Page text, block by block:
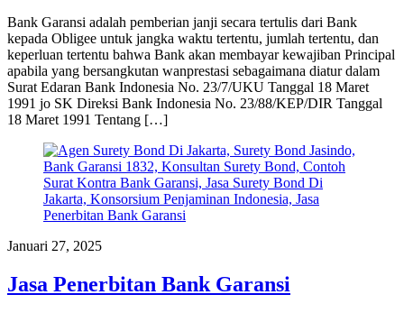
Bank Garansi adalah pemberian janji secara tertulis dari Bank
kepada Obligee untuk jangka waktu tertentu, jumlah tertentu, dan
keperluan tertentu bahwa Bank akan membayar kewajiban Principal
apabila yang bersangkutan wanprestasi sebagaimana diatur dalam
Surat Edaran Bank Indonesia No. 23/7/UKU Tanggal 18 Maret
1991 jo SK Direksi Bank Indonesia No. 23/88/KEP/DIR Tanggal
18 Maret 1991 Tentang […]
Januari 27, 2025
Jasa Penerbitan Bank Garansi